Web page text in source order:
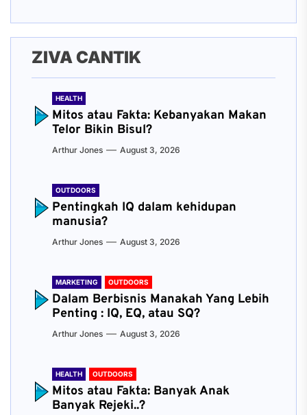
ZIVA CANTIK
HEALTH
Mitos atau Fakta: Kebanyakan Makan
Telor Bikin Bisul?
Arthur Jones August 3, 2026
OUTDOORS
Pentingkah IQ dalam kehidupan
manusia?
Arthur Jones August 3, 2026
MARKETING OUTDOORS
Dalam Berbisnis Manakah Yang Lebih
Penting : IQ, EQ, atau SQ?
Arthur Jones August 3, 2026
HEALTH OUTDOORS
Mitos atau Fakta: Banyak Anak
Banyak Rejeki..?